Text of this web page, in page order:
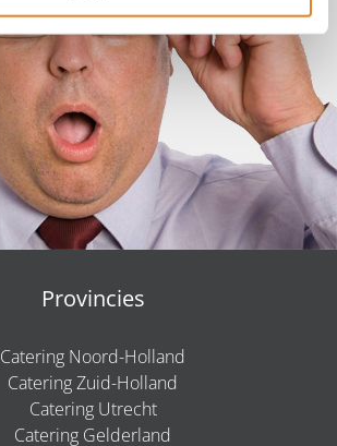
Provincies
Catering Noord-Holland
Catering Zuid-Holland
Catering Utrecht
Catering Gelderland